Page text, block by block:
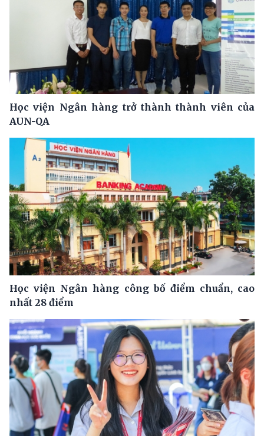
Học viện Ngân hàng trở thành thành viên của
AUN-QA
Học viện Ngân hàng công bố điểm chuẩn, cao
nhất 28 điểm